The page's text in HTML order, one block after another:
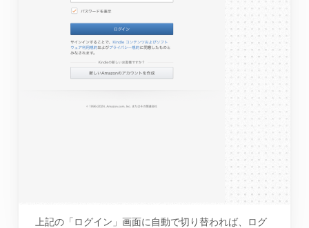
上記の「ログイン」画面に自動で切り替われば、ログ